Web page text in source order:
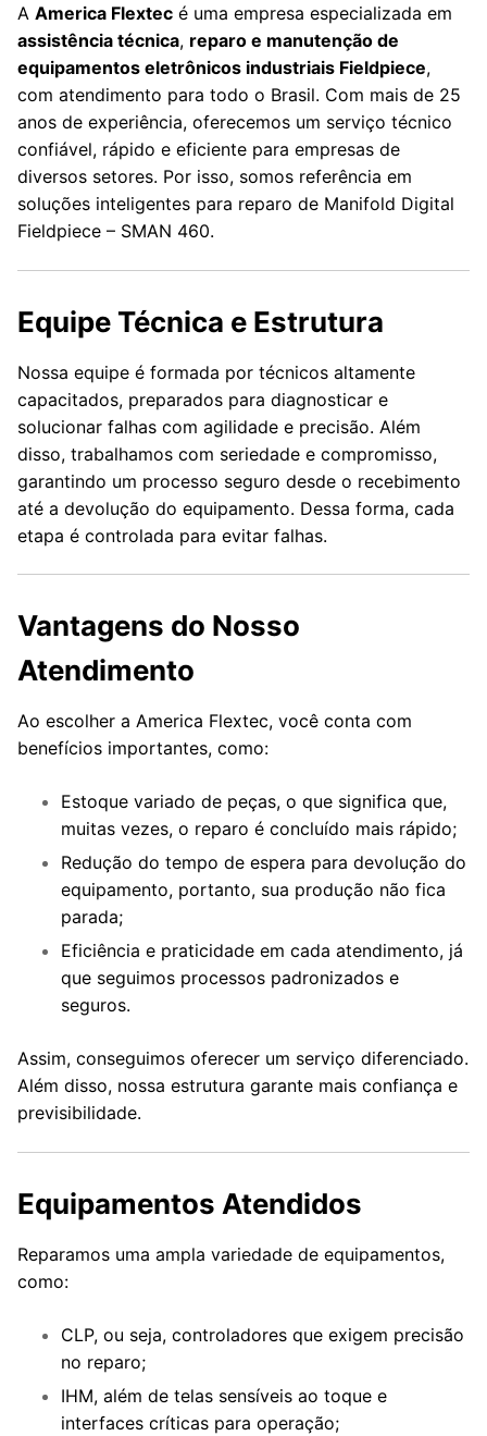
A America Flextec é uma empresa especializada em
assistência técnica, reparo e manutenção de
equipamentos eletrônicos industriais Fieldpiece,
com atendimento para todo o Brasil. Com mais de 25
anos de experiência, oferecemos um serviço técnico
confiável, rápido e eficiente para empresas de
diversos setores. Por isso, somos referência em
soluções inteligentes para reparo de Manifold Digital
Fieldpiece – SMAN 460.
Equipe Técnica e Estrutura
Nossa equipe é formada por técnicos altamente
capacitados, preparados para diagnosticar e
solucionar falhas com agilidade e precisão. Além
disso, trabalhamos com seriedade e compromisso,
garantindo um processo seguro desde o recebimento
até a devolução do equipamento. Dessa forma, cada
etapa é controlada para evitar falhas.
Vantagens do Nosso
Atendimento
Ao escolher a America Flextec, você conta com
benefícios importantes, como:
Estoque variado de peças, o que significa que,
muitas vezes, o reparo é concluído mais rápido;
Redução do tempo de espera para devolução do
equipamento, portanto, sua produção não fica
parada;
Eficiência e praticidade em cada atendimento, já
que seguimos processos padronizados e
seguros.
Assim, conseguimos oferecer um serviço diferenciado.
Além disso, nossa estrutura garante mais confiança e
previsibilidade.
Equipamentos Atendidos
Reparamos uma ampla variedade de equipamentos,
como:
CLP, ou seja, controladores que exigem precisão
no reparo;
IHM, além de telas sensíveis ao toque e
interfaces críticas para operação;